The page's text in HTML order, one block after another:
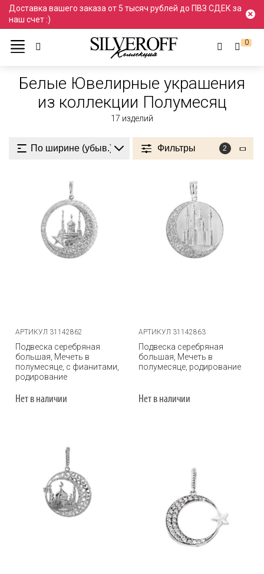
Доставка вашего заказа от 5 тысяч рублей до ПВЗ СДЕК за
наш счет :)
0
Ювелирные украшения
Белый Белые
Белые Ювелирные украшения
из коллекции Полумесяц
17 изделий
Фильтры 2
АРТИКУЛ 31142862
Подвеска серебряная
большая, Мечеть в
полумесяце, с фианитами,
родирование
Нет в наличии
АРТИКУЛ 31142863
Подвеска серебряная
большая, Мечеть в
полумесяце, родирование
Нет в наличии